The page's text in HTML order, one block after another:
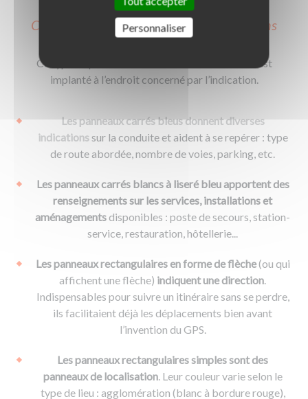
Carré, rectangulaire ou flèche : informations
importantes et directions
Ce type de panneau a un caractère informatif. Il est
implanté à l’endroit concerné par l’indication.
Les panneaux carrés bleus donnent diverses
indicationssur la conduite et aident à se repérer : type
de route abordée, nombre de voies, parking, etc.
Les panneaux carrés blancs à liseré bleu apportent des
renseignements sur les services, installations et
aménagements disponibles : poste de secours, station-
service, restauration, hôtellerie...
Les panneaux rectangulaires en forme de flèche(ou qui
affichent une flèche) indiquent une direction.
Indispensables pour suivre un itinéraire sans se perdre,
ils facilitaient déjà les déplacements bien avant
l’invention du GPS.
Les panneaux rectangulaires simples sont des
panneaux de localisation. Leur couleur varie selon le
type de lieu : agglomération (blanc à bordure rouge),
Personnaliser